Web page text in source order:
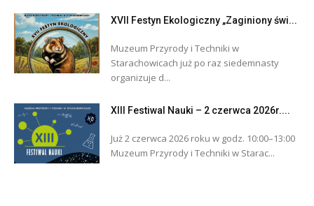
XVII Festyn Ekologiczny „Zaginiony świ...
Muzeum Przyrody i Techniki w
Starachowicach już po raz siedemnasty
organizuje d...
XIII Festiwal Nauki – 2 czerwca 2026r....
Już 2 czerwca 2026 roku w godz. 10:00–13:00
Muzeum Przyrody i Techniki w Starac...